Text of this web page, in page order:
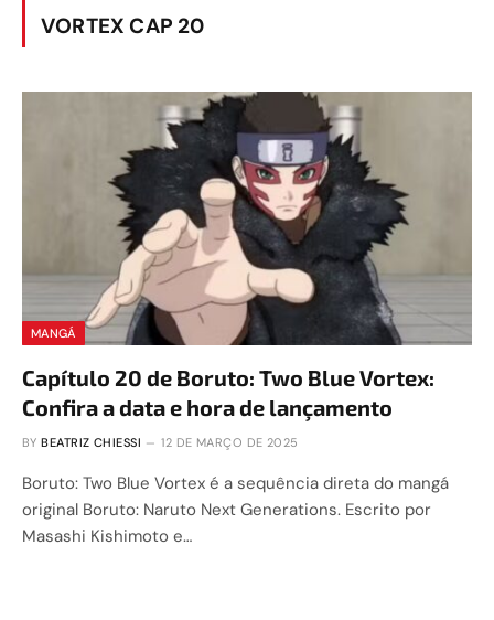
VORTEX CAP 20
MANGÁ
Capítulo 20 de Boruto: Two Blue Vortex:
Confira a data e hora de lançamento
BY BEATRIZ CHIESSI 12 DE MARÇO DE 2025
Boruto: Two Blue Vortex é a sequência direta do mangá
original Boruto: Naruto Next Generations. Escrito por
Masashi Kishimoto e…